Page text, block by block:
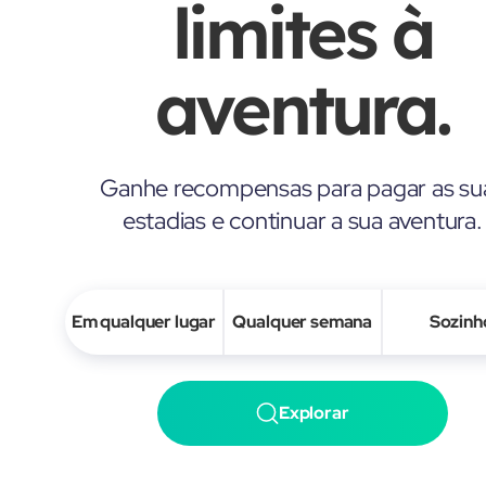
limites à
aventura.
Ganhe recompensas para pagar as
estadias e continuar a sua aventura.
Em qualquer lugar Qualquer semana
Explorar